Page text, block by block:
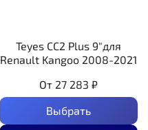
Teyes CC2 Plus 9"для
Renault Kangoo 2008-2021
От 27 283 ₽
Выбрать